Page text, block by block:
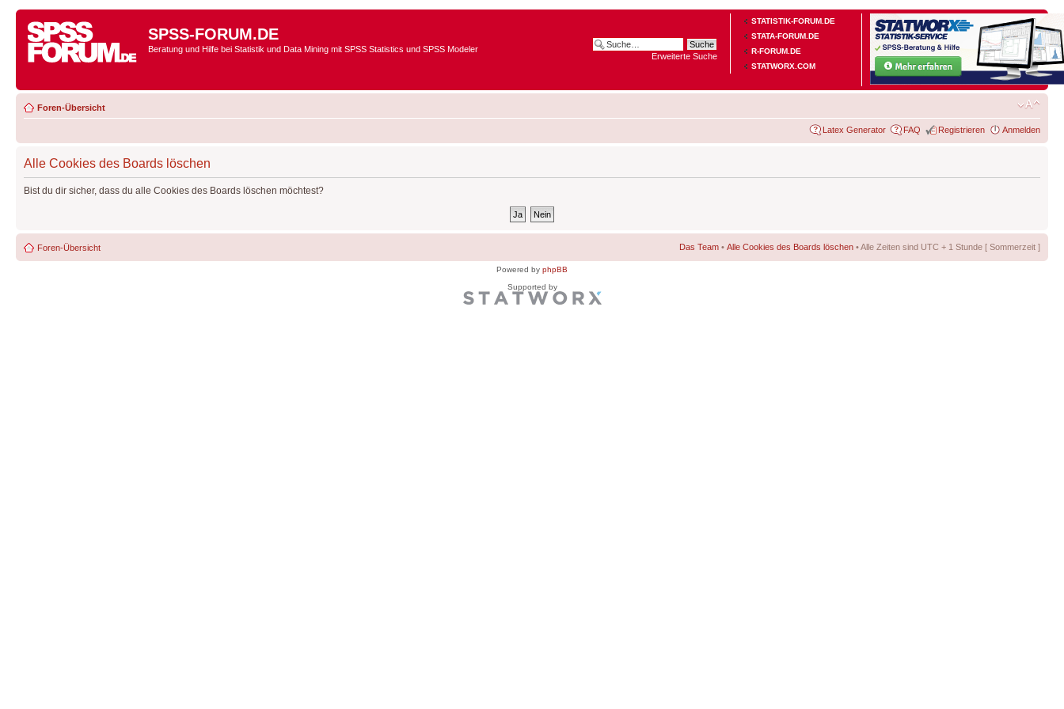
STATISTIK-FORUM.DE
STATA-FORUM.DE
R-FORUM.DE
STATWORX.COM
SPSS-FORUM.DE
Beratung und Hilfe bei Statistik und Data Mining mit SPSS Statistics und SPSS Modeler
Erweiterte Suche
Foren-Übersicht
Latex Generator FAQ Registrieren Anmelden
Alle Cookies des Boards löschen
Bist du dir sicher, dass du alle Cookies des Boards löschen möchtest?
Foren-Übersicht Das Team • Alle Cookies des Boards löschen • Alle Zeiten sind UTC + 1 Stunde [ Sommerzeit ]
Powered by phpBB
Supported by